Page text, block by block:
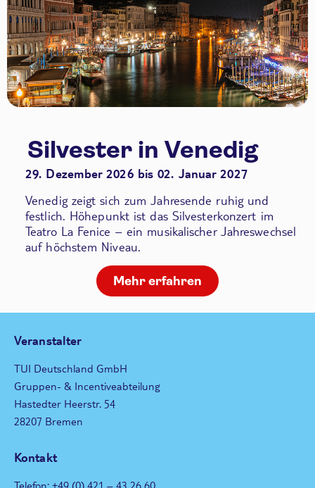
Silvester in Venedig
29. Dezember 2026 bis 02. Januar 2027
Venedig zeigt sich zum Jahresende ruhig und
festlich. Höhepunkt ist das Silvesterkonzert im
Teatro La Fenice – ein musikalischer Jahreswechsel
auf höchstem Niveau.
Mehr erfahren
Veranstalter
TUI Deutschland GmbH
Gruppen- & Incentiveabteilung
Hastedter Heerstr. 54
28207 Bremen
Kontakt
Telefon: +49 (0) 421 – 43 26 60